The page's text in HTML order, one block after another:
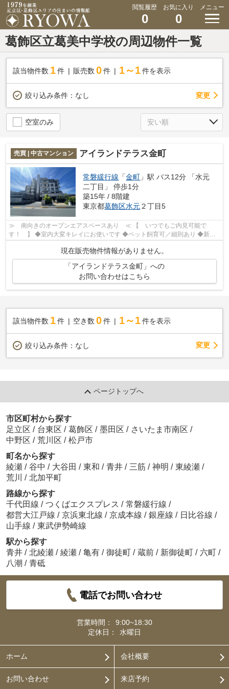
閲覧履歴
0
お気に入り
0
メニュー
葛飾区立葛美中学校の周辺物件一覧
該当物件数 1件 販売数 0 件 1～1 件を表示
絞り込み条件： なし 変更
空室のみ
売買 | 中古マンション アイランドテラス金町
常磐緩行線 「金町 」駅 バス12分 「水元
二丁目」 停歩1分
築15年 / 8階建
東京都葛飾区水元２丁目5
≫ 南向きのオープンエアスペースあり ≪ 【 いつでもご内見可能で
す！ 】 ◆室内大変キレイにお使いです ◆ペット飼育可／細則あり ◆新築
時、設計住宅性能評価書・建設住宅性能評価書...
現在販売物件情報がありません。
「アイランドテラス金町」への
お問い合わせはこちら
該当物件数 1件 空き数 0 件 1～1 件を表示
絞り込み条件： なし 変更
ページトップへ
市区町村から探す
足立区 / 台東区 / 葛飾区 / 墨田区 / さいたま市南区 /
中野区 / 荒川区 / 松戸市
町名から探す
綾瀬 / 谷中 / 大谷田 / 東和 / 青井 / 三筋 / 神明 / 東綾瀬 /
荒川 / 北加平町
路線から探す
千代田線 / つくばエクスプレス / 常磐緩行線 /
都営大江戸線 / 京浜東北線 / 京成本線 / 銀座線 / 日比谷線 /
山手線 / 東武伊勢崎線
駅から探す
青井 / 北綾瀬 / 綾瀬 / 亀有 / 御徒町 / 蔵前 / 新御徒町 / 六町 /
八潮 / 青砥
電話でお問い合わせ
営業時間：
9:00~18:30
定休日：
水曜日
ホーム 会社概要
お問い合わせ 来店予約